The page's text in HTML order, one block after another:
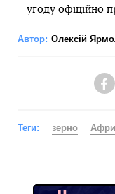
угоду офіційно
Автор: Олексій
Теги: зерно